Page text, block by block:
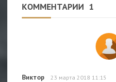
КОММЕНТАРИИ 1
Виктор 23 марта 2018 11:15